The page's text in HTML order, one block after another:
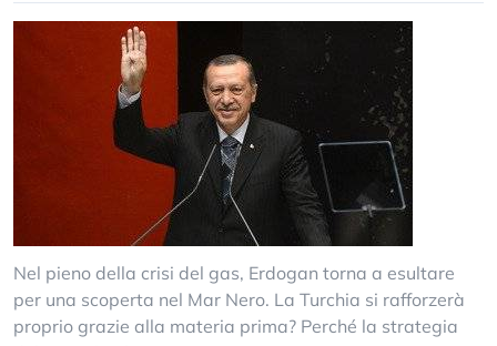
Nel pieno della crisi del gas, Erdogan torna a esultare
per una scoperta nel Mar Nero. La Turchia si rafforzerà
proprio grazie alla materia prima? Perché la strategia